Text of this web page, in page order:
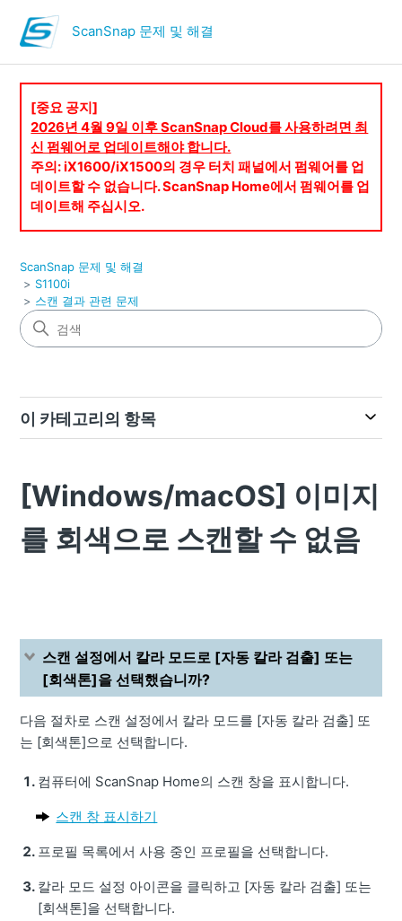
ScanSnap 문제 및 해결
[중요 공지]
2026년 4월 9일 이후 ScanSnap Cloud를 사용하려면 최
신 펌웨어로 업데이트해야 합니다.
주의: iX1600/iX1500의 경우 터치 패널에서 펌웨어를 업
데이트할 수 없습니다. ScanSnap Home에서 펌웨어를 업
데이트해 주십시오.
ScanSnap 문제 및 해결
S1100i
스캔 결과 관련 문제
이 카테고리의 항목
[Windows/macOS] 이미지
를 회색으로 스캔할 수 없음
스캔 설정에서 칼라 모드로 [자동 칼라 검출] 또는
[회색톤]을 선택했습니까?
다음 절차로 스캔 설정에서 칼라 모드를 [자동 칼라 검출] 또
는 [회색톤]으로 선택합니다.
컴퓨터에 ScanSnap Home의 스캔 창을 표시합니다.
스캔 창 표시하기
프로필 목록에서 사용 중인 프로필을 선택합니다.
칼라 모드 설정 아이콘을 클릭하고 [자동 칼라 검출] 또는
[회색톤]을 선택합니다.